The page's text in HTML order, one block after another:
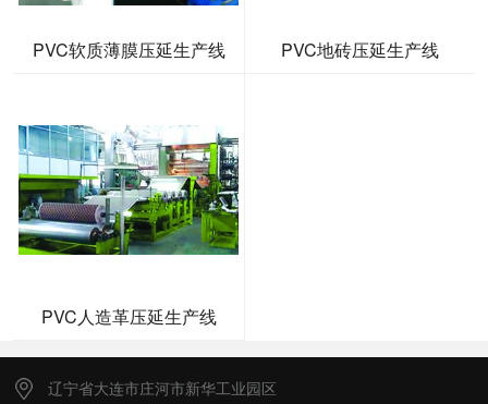
PVC软质薄膜压延生产线 PVC地砖压延生产线
PVC人造革压延生产线
辽宁省大连市庄河市新华工业园区